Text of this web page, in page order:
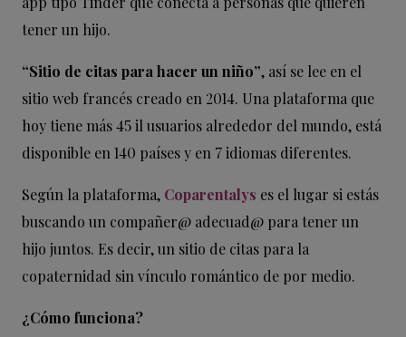
tener un hijo.
“Sitio de citas para hacer un niño”, así se lee en el
sitio web francés creado en 2014. Una plataforma que
hoy tiene más 45 il usuarios alrededor del mundo, está
disponible en 140 países y en 7 idiomas diferentes.
Según la plataforma, Coparentalys es el lugar si estás
buscando un compañer@ adecuad@ para tener un
hijo juntos. Es decir, un sitio de citas para la
copaternidad sin vínculo romántico de por medio.
¿Cómo funciona?